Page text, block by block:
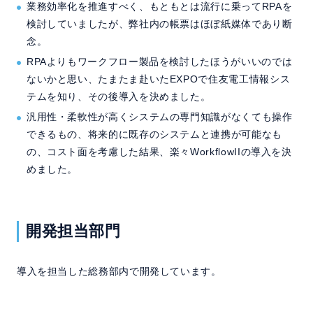
業務効率化を推進すべく、もともとは流行に乗ってRPAを
検討していましたが、弊社内の帳票はほぼ紙媒体であり断
念。
RPAよりもワークフロー製品を検討したほうがいいのでは
ないかと思い、たまたま赴いたEXPOで住友電工情報シス
テムを知り、その後導入を決めました。
汎用性・柔軟性が高くシステムの専門知識がなくても操作
できるもの、将来的に既存のシステムと連携が可能なも
の、コスト面を考慮した結果、楽々WorkflowIIの導入を決
めました。
開発担当部門
導入を担当した総務部内で開発しています。